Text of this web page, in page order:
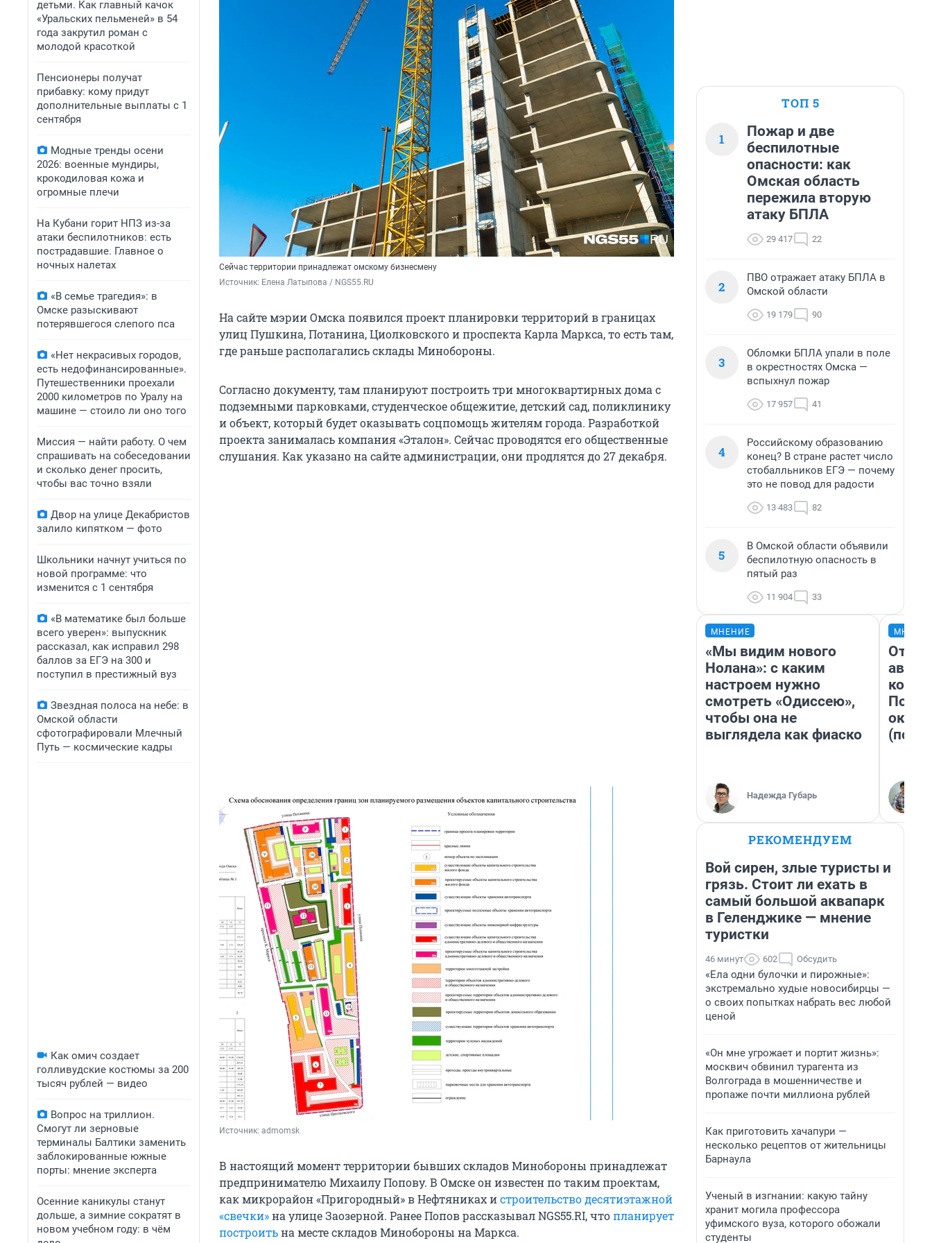
детьми. Как главный качок
«Уральских пельменей» в 54
года закрутил роман с
молодой красоткой
Пенсионеры получат
прибавку: кому придут
дополнительные выплаты с 1
сентября
Модные тренды осени
2026: военные мундиры,
крокодиловая кожа и
огромные плечи
На Кубани горит НПЗ из-за
атаки беспилотников: есть
пострадавшие. Главное о
ночных налетах
«В семье трагедия»: в
Омске разыскивают
потерявшегося слепого пса
«Нет некрасивых городов,
есть недофинансированные».
Путешественники проехали
2000 километров по Уралу на
машине — стоило ли оно того
Миссия — найти работу. О чем
спрашивать на собеседовании
и сколько денег просить,
чтобы вас точно взяли
Двор на улице Декабристов
залило кипятком — фото
Школьники начнут учиться по
новой программе: что
изменится с 1 сентября
«В математике был больше
всего уверен»: выпускник
рассказал, как исправил 298
баллов за ЕГЭ на 300 и
поступил в престижный вуз
Звездная полоса на небе: в
Омской области
сфотографировали Млечный
Путь — космические кадры
Как омич создает
голливудские костюмы за 200
тысяч рублей — видео
Вопрос на триллион.
Смогут ли зерновые
терминалы Балтики заменить
заблокированные южные
порты: мнение эксперта
Осенние каникулы станут
дольше, а зимние сократят в
новом учебном году: в чём
Сейчас территории принадлежат омскому бизнесмену
Источник: Елена Латыпова / NGS55.RU
На сайте мэрии Омска появился проект планировки территорий в границах
улиц Пушкина, Потанина, Циолковского и проспекта Карла Маркса, то есть там,
где раньше располагались склады Минобороны.
Согласно документу, там планируют построить три многоквартирных дома с
подземными парковками, студенческое общежитие, детский сад, поликлинику
и объект, который будет оказывать соцпомощь жителям города. Разработкой
проекта занималась компания «Эталон». Сейчас проводятся его общественные
слушания. Как указано на сайте администрации, они продлятся до 27 декабря.
Источник: admomsk
В настоящий момент территории бывших складов Минобороны принадлежат
предпринимателю Михаилу Попову. В Омске он известен по таким проектам,
как микрорайон «Пригородный» в Нефтяниках истроительство десятиэтажной
«свечки»на улице Заозерной. Ранее Попов рассказывал NGS55.RI, чтопланирует
построитьна месте складов Минобороны на Маркса.
ТОП 5
1
Пожар и две
беспилотные
опасности: как
Омская область
пережила вторую
атаку БПЛА
29 417 22
2
ПВО отражает атаку БПЛА в
Омской области
19 179 90
3
Обломки БПЛА упали в поле
в окрестностях Омска —
вспыхнул пожар
17 957 41
4
Российскому образованию
конец? В стране растет число
стобалльников ЕГЭ — почему
это не повод для радости
13 483 82
5
В Омской области объявили
беспилотную опасность в
пятый раз
11 904 33
МНЕНИЕ
«Мы видим нового
Нолана»: с каким
настроем нужно
смотреть «Одиссею»,
чтобы она не
выглядела как фиаско
Надежда Губарь
От
РЕКОМЕНДУЕМ
Вой сирен, злые туристы и
грязь. Стоит ли ехать в
самый большой аквапарк
в Геленджике — мнение
туристки
46 минут 602 Обсудить
«Ела одни булочки и пирожные»:
экстремально худые новосибирцы —
о своих попытках набрать вес любой
ценой
«Он мне угрожает и портит жизнь»:
москвич обвинил турагента из
Волгограда в мошенничестве и
пропаже почти миллиона рублей
Как приготовить хачапури —
несколько рецептов от жительницы
Барнаула
Ученый в изгнании: какую тайну
хранит могила профессора
уфимского вуза, которого обожали
студенты